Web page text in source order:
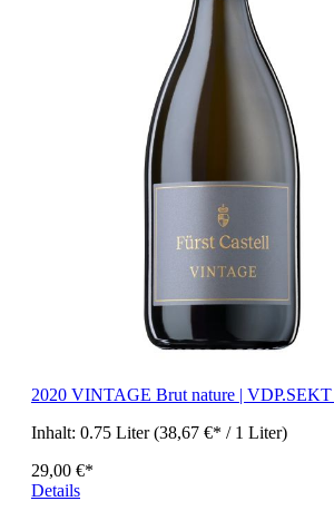
2020 VINTAGE Brut nature |
Inhalt: 0.75 Liter(38,67 €* / 1 Liter)
29,00 €*
Details